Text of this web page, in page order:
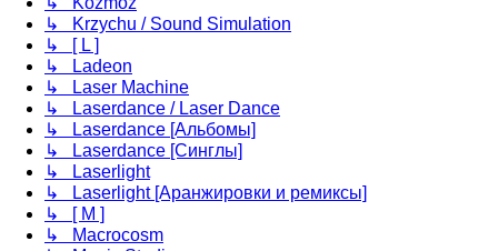
↳ Krzychu / Sound Simulation
↳ [ L ]
↳ Ladeon
↳ Laser Machine
↳ Laserdance / Laser Dance
↳ Laserdance [Альбомы]
↳ Laserdance [Синглы]
↳ Laserlight
↳ Laserlight [Аранжировки и ремиксы]
↳ [ M ]
↳ Macrocosm